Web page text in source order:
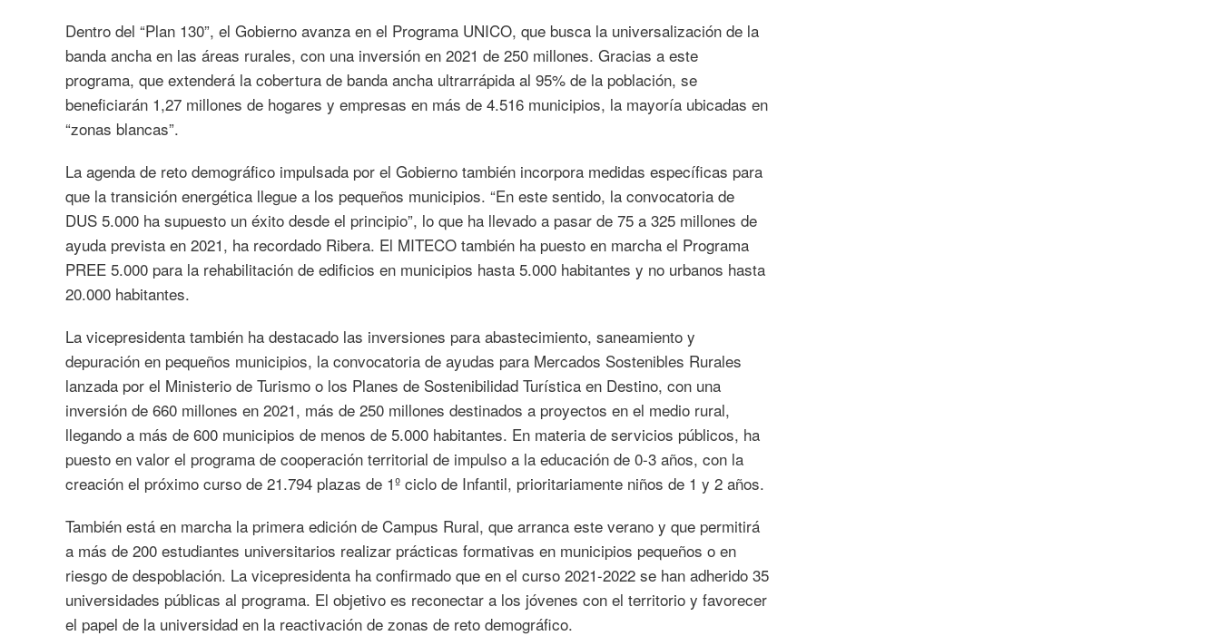
Dentro del “Plan 130”, el Gobierno avanza en el Programa UNICO, que busca la universalización de la
banda ancha en las áreas rurales, con una inversión en 2021 de 250 millones. Gracias a este
programa, que extenderá la cobertura de banda ancha ultrarrápida al 95% de la población, se
beneficiarán 1,27 millones de hogares y empresas en más de 4.516 municipios, la mayoría ubicadas en
“zonas blancas”.
La agenda de reto demográfico impulsada por el Gobierno también incorpora medidas específicas para
que la transición energética llegue a los pequeños municipios. “En este sentido, la convocatoria de
DUS 5.000 ha supuesto un éxito desde el principio”, lo que ha llevado a pasar de 75 a 325 millones de
ayuda prevista en 2021, ha recordado Ribera. El MITECO también ha puesto en marcha el Programa
PREE 5.000 para la rehabilitación de edificios en municipios hasta 5.000 habitantes y no urbanos hasta
20.000 habitantes.
La vicepresidenta también ha destacado las inversiones para abastecimiento, saneamiento y
depuración en pequeños municipios, la convocatoria de ayudas para Mercados Sostenibles Rurales
lanzada por el Ministerio de Turismo o los Planes de Sostenibilidad Turística en Destino, con una
inversión de 660 millones en 2021, más de 250 millones destinados a proyectos en el medio rural,
llegando a más de 600 municipios de menos de 5.000 habitantes. En materia de servicios públicos, ha
puesto en valor el programa de cooperación territorial de impulso a la educación de 0-3 años, con la
creación el próximo curso de 21.794 plazas de 1º ciclo de Infantil, prioritariamente niños de 1 y 2 años.
También está en marcha la primera edición de Campus Rural, que arranca este verano y que permitirá
a más de 200 estudiantes universitarios realizar prácticas formativas en municipios pequeños o en
riesgo de despoblación. La vicepresidenta ha confirmado que en el curso 2021-2022 se han adherido 35
universidades públicas al programa. El objetivo es reconectar a los jóvenes con el territorio y favorecer
el papel de la universidad en la reactivación de zonas de reto demográfico.